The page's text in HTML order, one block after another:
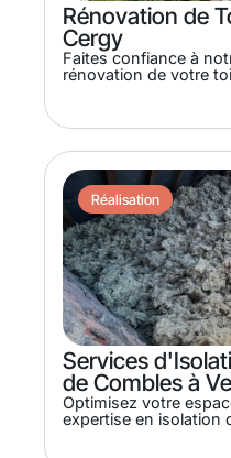
Rénovation de
Cergy
Faites confiance à
rénovation de votre
Réalisation
Services
de Combles à
Optimisez votre
expertise en isolation